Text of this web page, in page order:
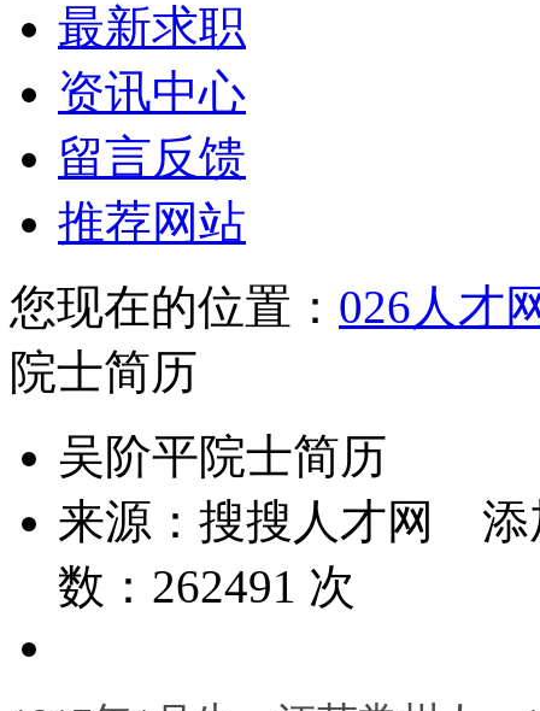
最新求职
资讯中心
留言反馈
推荐网站
您现在的位置： 026人才
院士简历
吴阶平院士简历
来源： 搜搜人才网
添
数： 262491 次